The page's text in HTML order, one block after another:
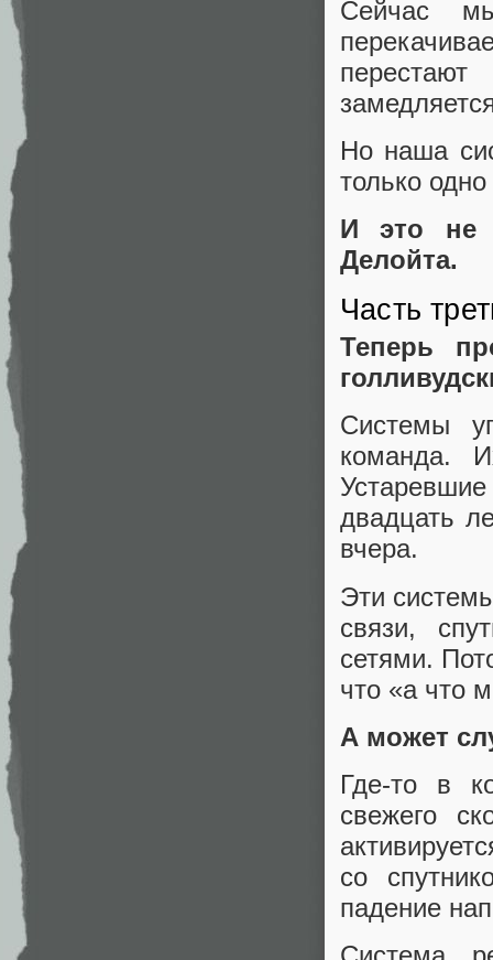
Сейчас
Но наша
только
И это не
Делойта.
Часть
Теперь
Системы
команда.
двадцать
вчера.
Эти
связи,
сетями.
что «а что
А может
Где-то в
свежего
со
падение